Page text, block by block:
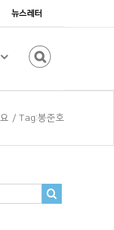
뉴스레터
/ Tag:봉준호